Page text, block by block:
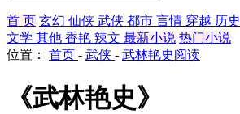
首 页 玄幻 仙侠 武侠 都市 言情 穿越 历史
文学 其他 香艳 辣文 最新小说 热门小说
位置： 首页 - 武侠 - 武林艳史阅读
《武林艳史》